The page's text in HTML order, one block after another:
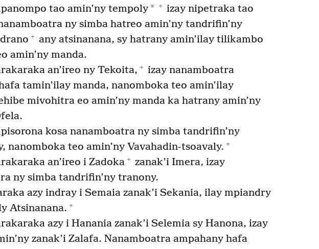
tao amin’ny tempoly* + izay nipetraka tao
ny simba hatreo amin’ny tandrifin’ny
+ any atsinanana, sy hatrany amin’ilay tilikambo
amin’ny manda.
an’ireo ny Tekoita, + izay nanamboatra
tamin’ilay manda, nanomboka teo amin’ilay
mivohitra eo amin’ny manda ka hatrany amin’ny
kosa nanamboatra ny simba tandrifin’ny
nanomboka teo amin’ny Vavahadin-tsoavaly. +
an’ireo i Zadoka + zanak’i Imera, izay
ny simba tandrifin’ny tranony.
azy indray i Semaia zanak’i Sekania, ilay mpiandry
Atsinanana. +
azy i Hanania zanak’i Selemia sy Hanona, izay
zanak’i Zalafa. Nanamboatra ampahany hafa